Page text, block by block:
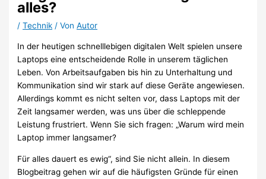
alles?
/Technik / VonAutor
In der heutigen schnelllebigen digitalen Welt spielen unsere
Laptops eine entscheidende Rolle in unserem täglichen
Leben. Von Arbeitsaufgaben bis hin zu Unterhaltung und
Kommunikation sind wir stark auf diese Geräte angewiesen.
Allerdings kommt es nicht selten vor, dass Laptops mit der
Zeit langsamer werden, was uns über die schleppende
Leistung frustriert. Wenn Sie sich fragen: „Warum wird mein
Laptop immer langsamer?
Für alles dauert es ewig“, sind Sie nicht allein. In diesem
Blogbeitrag gehen wir auf die häufigsten Gründe für einen